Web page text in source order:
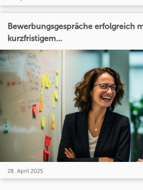
Bewerbungsgespräche erfolgreich
kurzfristigem...
28. April 2025